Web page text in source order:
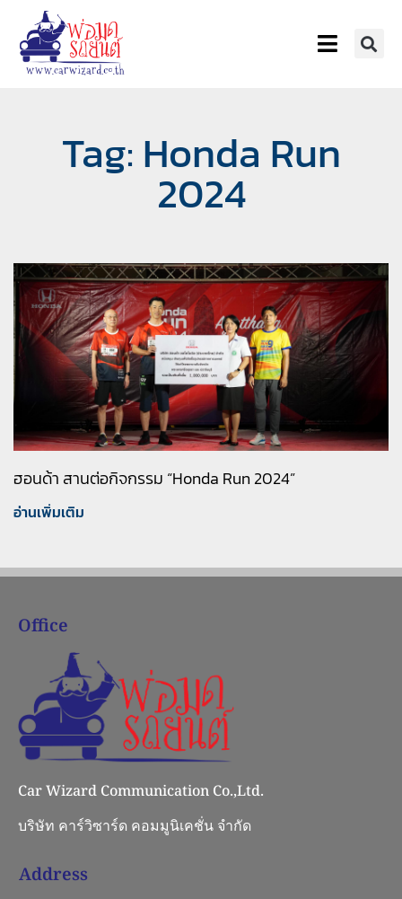
Tag: Honda Run
2024
ฮอนด้า สานต่อกิจกรรม “Honda Run 2024”
อ่านเพิ่มเติม
Office
Car Wizard Communication Co.,Ltd.
บริษัท คาร์วิซาร์ด คอมมูนิเคชั่น จำกัด
Address